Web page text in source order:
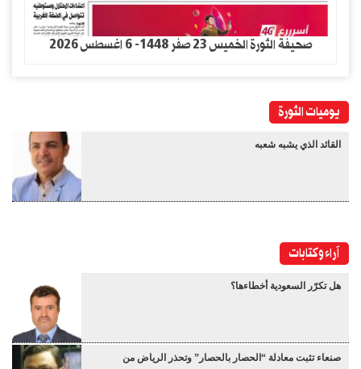
صحيفة الثورة الخميس 23 صفر 1448- 6 اغسطس 2026
يوميات الثورة
القائد الذي يشبه شعبه
آراء وكتابات
هل تكرّر السعودية أخطاءها؟
صنعاء تثبت معادلة “الحصار بالحصار” وتحذر الرياض من